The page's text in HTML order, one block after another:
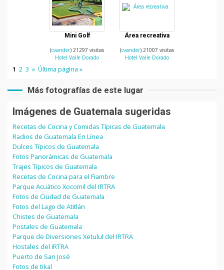
Mini Golf
(cvander) 21297 visitas
Hotel Valle Dorado
Área recreativa
(cvander) 21007 visitas
Hotel Valle Dorado
1 2 3 » Última página »
Más fotografías de este lugar
Imágenes de Guatemala sugeridas
Recetas de Cocina y Comidas Típicas de Guatemala
Radios de Guatemala En Línea
Dulces Típicos de Guatemala
Fotos Panorámicas de Guatemala
Trajes Típicos de Guatemala
Recetas de Cocina para el Fiambre
Parque Acuático Xocomil del IRTRA
Fotos de Ciudad de Guatemala
Fotos del Lago de Atitlán
Chistes de Guatemala
Postales de Guatemala
Parque de Diversiones Xetulul del IRTRA
Hostales del IRTRA
Puerto de San José
Fotos de tikal